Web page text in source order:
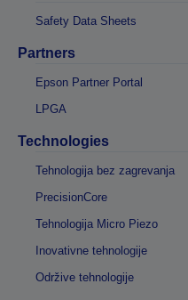
Safety Data Sheets
Partners
Epson Partner Portal
LPGA
Technologies
Tehnologija bez zagrevanja
PrecisionCore
Tehnologija Micro Piezo
Inovativne tehnologije
Održive tehnologije